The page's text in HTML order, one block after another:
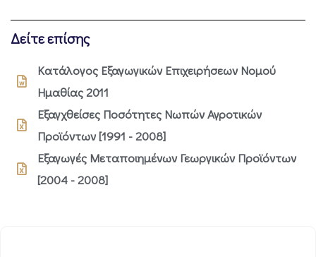
Δείτε επίσης
Κατάλογος Εξαγωγικών Επιχειρήσεων Νομού
Ημαθίας 2011
Εξαγχθείσες Ποσότητες Νωπών Αγροτικών
Προϊόντων [1991 - 2008]
Εξαγωγές Μεταποιημένων Γεωργικών Προϊόντων
[2004 - 2008]